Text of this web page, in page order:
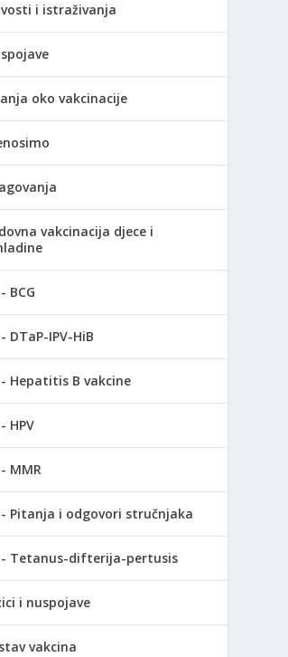
i istraživanja
oko vakcinacije
vakcinacija djece i
BCG
DTaP-IPV-HiB
Hepatitis B vakcine
HPV
MMR
Pitanja i odgovori stručnjaka
Tetanus-difterija-pertusis
i nuspojave
vakcina